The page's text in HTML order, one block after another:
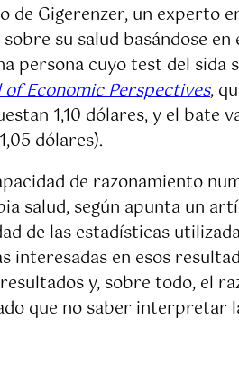
de Gigerenzer, un experto
su salud basándose
persona cuyo test del
of Economic Perspectives,
1,10 dólares, y el bate
dólares).
de razonamiento
salud, según apunta un
de las estadísticas
interesadas en esos
y, sobre todo, el
que no saber interpretar